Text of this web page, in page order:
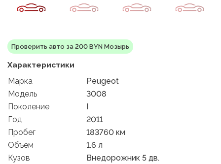
Проверить авто за 200 BYN Мозырь
Характеристики
Марка
Peugeot
Модель
3008
Поколение
I
Год
2011
Пробег
183760 км
Объем
1.6 л
Кузов
Внедорожник 5 дв.